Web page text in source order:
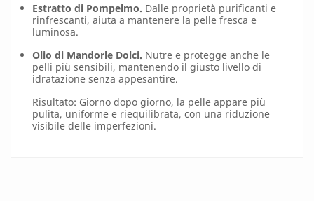
Estratto di Pompelmo. Dalle proprietà purificanti e
rinfrescanti, aiuta a mantenere la pelle fresca e
luminosa.
Olio di Mandorle Dolci. Nutre e protegge anche le
pelli più sensibili, mantenendo il giusto livello di
idratazione senza appesantire.
Risultato: Giorno dopo giorno, la pelle appare più
pulita, uniforme e riequilibrata, con una riduzione
visibile delle imperfezioni.